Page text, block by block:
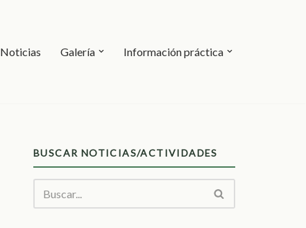
Noticias Galería Información práctica
BUSCAR NOTICIAS/ACTIVIDADES